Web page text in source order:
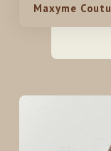
Maxyme Coutu